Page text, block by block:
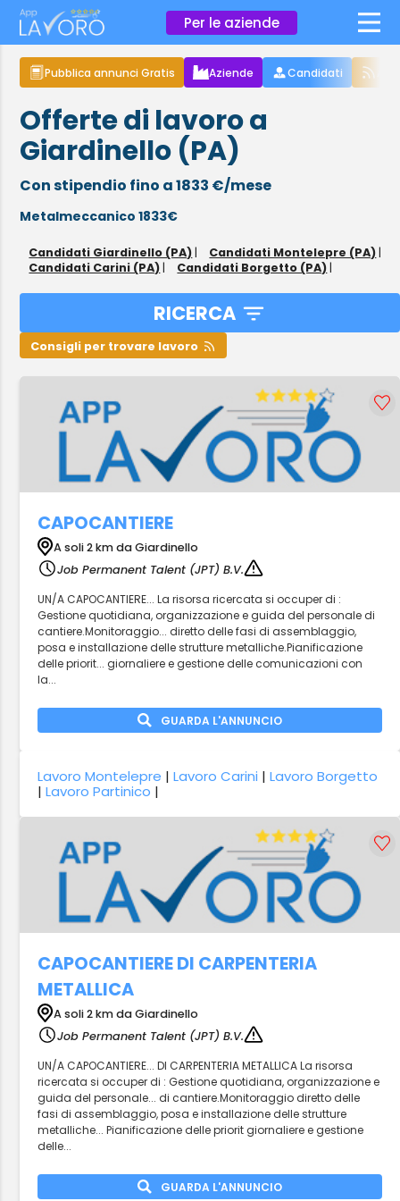
Per le aziende ×
Pubblica annunci Gratis Aziende Candidati
Offerte di lavoro a
Giardinello (PA)
Con stipendio fino a 1833 €/mese
Metalmeccanico 1833€
Candidati Giardinello (PA) | Candidati Montelepre (PA) |
Candidati Carini (PA) | Candidati Borgetto (PA) |
RICERCA
Consigli per trovare lavoro
CAPOCANTIERE
A soli 2 km da Giardinello
Job Permanent Talent (JPT) B.V.
UN/A CAPOCANTIERE... La risorsa ricercata si occuper di :
Gestione quotidiana, organizzazione e guida del personale di
cantiere.Monitoraggio... diretto delle fasi di assemblaggio,
posa e installazione delle strutture metalliche.Pianificazione
delle priorit... giornaliere e gestione delle comunicazioni con
la...
GUARDA L'ANNUNCIO
Lavoro Montelepre |Lavoro Carini |Lavoro Borgetto
|Lavoro Partinico |
CAPOCANTIERE DI CARPENTERIA
METALLICA
A soli 2 km da Giardinello
Job Permanent Talent (JPT) B.V.
UN/A CAPOCANTIERE... DI CARPENTERIA METALLICA La risorsa
ricercata si occuper di : Gestione quotidiana, organizzazione e
guida del personale... di cantiere.Monitoraggio diretto delle
fasi di assemblaggio, posa e installazione delle strutture
metalliche... Pianificazione delle priorit giornaliere e gestione
delle...
GUARDA L'ANNUNCIO